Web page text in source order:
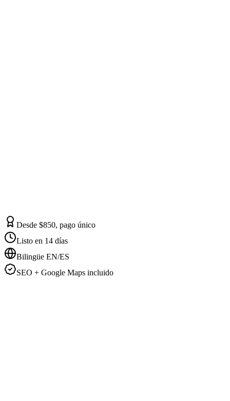
Desde $850, pago único
Listo en 14 días
Bilingüe EN/ES
SEO + Google Maps incluido